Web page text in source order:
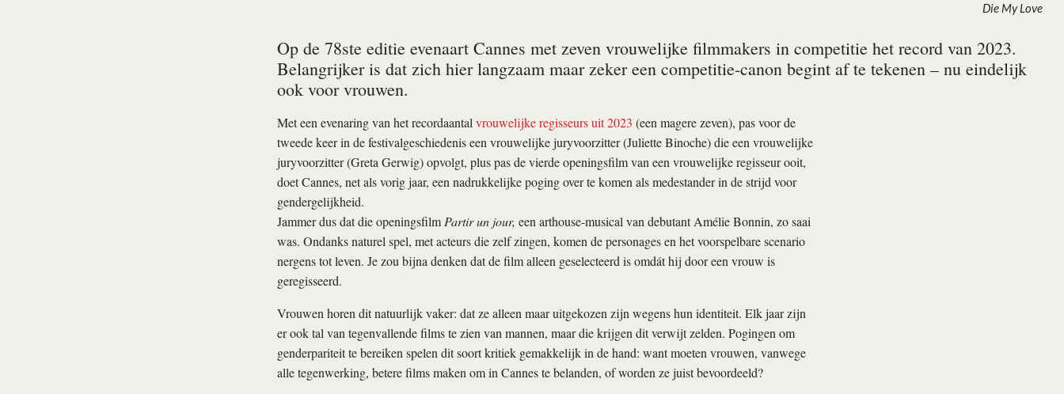
Die My Love
Op de 78ste editie evenaart Cannes met zeven vrouwelijke filmmakers in competitie het record van 2023.
Belangrijker is dat zich hier langzaam maar zeker een competitie-canon begint af te tekenen – nu eindelijk
ook voor vrouwen.
Met een evenaring van het recordaantal vrouwelijke regisseurs uit 2023 (een magere zeven), pas voor de
tweede keer in de festivalgeschiedenis een vrouwelijke juryvoorzitter (Juliette Binoche) die een vrouwelijke
juryvoorzitter (Greta Gerwig) opvolgt, plus pas de vierde openingsfilm van een vrouwelijke regisseur ooit,
doet Cannes, net als vorig jaar, een nadrukkelijke poging over te komen als medestander in de strijd voor
gendergelijkheid.
Jammer dus dat die openingsfilm Partir un jour, een arthouse-musical van debutant Amélie Bonnin, zo saai
was. Ondanks naturel spel, met acteurs die zelf zingen, komen de personages en het voorspelbare scenario
nergens tot leven. Je zou bijna denken dat de film alleen geselecteerd is omdát hij door een vrouw is
geregisseerd.
Vrouwen horen dit natuurlijk vaker: dat ze alleen maar uitgekozen zijn wegens hun identiteit. Elk jaar zijn
er ook tal van tegenvallende films te zien van mannen, maar die krijgen dit verwijt zelden. Pogingen om
genderpariteit te bereiken spelen dit soort kritiek gemakkelijk in de hand: want moeten vrouwen, vanwege
alle tegenwerking, betere films maken om in Cannes te belanden, of worden ze juist bevoordeeld?